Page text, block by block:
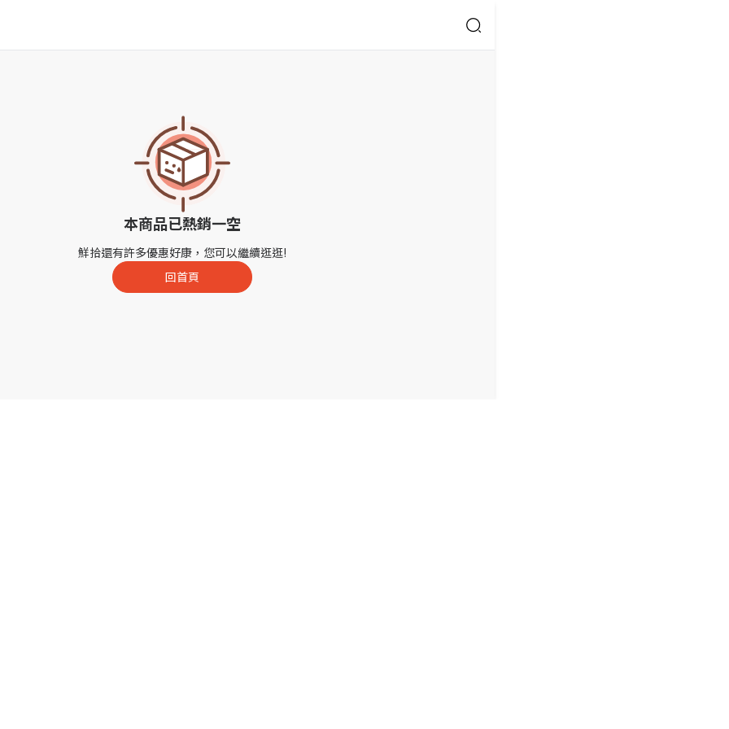
本商品已熱銷一空
鮮拾還有許多優惠好康，您可以繼續逛逛!
回首頁